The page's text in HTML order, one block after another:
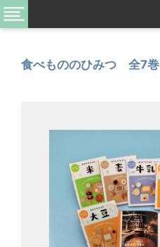
食べもののひみつ 全7巻